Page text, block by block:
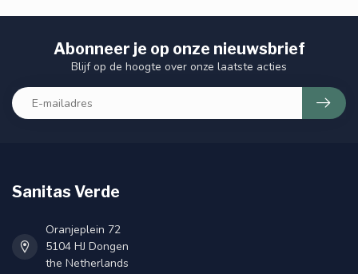
Abonneer je op onze nieuwsbrief
Blijf op de hoogte over onze laatste acties
Sanitas Verde
Oranjeplein 72
5104 HJ Dongen
the Netherlands